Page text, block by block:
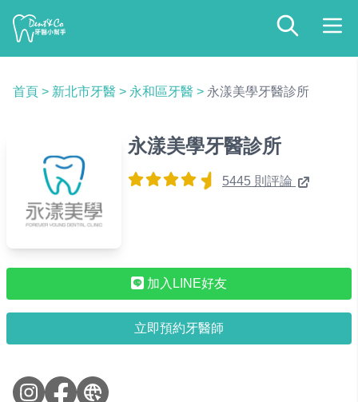
首頁 > 新北市牙醫 > 永和區牙醫 > 永漾美學牙醫診所
永漾美學牙醫診所
5445 則評論
加入LINE好友
立即預約牙醫師